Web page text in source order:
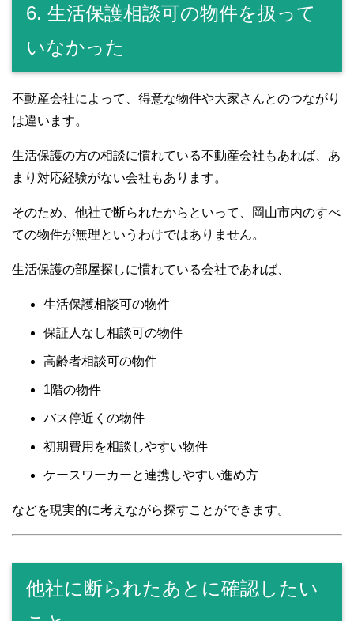
6. 生活保護相談可の物件を扱って
いなかった
不動産会社によって、得意な物件や大家さんとのつながり
は違います。
生活保護の方の相談に慣れている不動産会社もあれば、あ
まり対応経験がない会社もあります。
そのため、他社で断られたからといって、岡山市内のすべ
ての物件が無理というわけではありません。
生活保護の部屋探しに慣れている会社であれば、
生活保護相談可の物件
保証人なし相談可の物件
高齢者相談可の物件
1階の物件
バス停近くの物件
初期費用を相談しやすい物件
ケースワーカーと連携しやすい進め方
などを現実的に考えながら探すことができます。
他社に断られたあとに確認したい